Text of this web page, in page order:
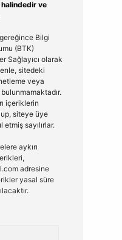
ve
Bilgi
(BTK)
Sağlayıcı olarak
sitedeki
veya
içeriklerin
siteye üye
sayılırlar.
aykırı
adresine
yasal süre